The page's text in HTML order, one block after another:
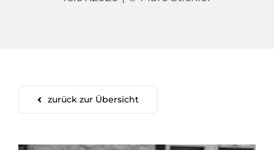
zurück zur Übersicht